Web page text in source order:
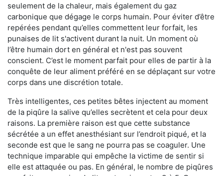
seulement de la chaleur, mais également du gaz
carbonique que dégage le corps humain. Pour éviter d’être
repérées pendant qu’elles commettent leur forfait, les
punaises de lit s'activent durant la nuit. Un moment où
l’être humain dort en général et n'est pas souvent
conscient. C’est le moment parfait pour elles de partir à la
conquête de leur aliment préféré en se déplaçant sur votre
corps dans une discrétion totale.
Très intelligentes, ces petites bêtes injectent au moment
de la piqûre la salive qu’elles secrètent et cela pour deux
raisons. La première raison est que cette substance
sécrétée a un effet anesthésiant sur l’endroit piqué, et la
seconde est que le sang ne pourra pas se coaguler. Une
technique imparable qui empêche la victime de sentir si
elle est attaquée ou pas. En général, le nombre de piqûres